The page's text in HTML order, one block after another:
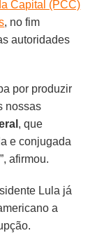
Capital (PCC)
, no fim
autoridades
por produzir
nossas
, que
e conjugada
afirmou.
Lula já
a